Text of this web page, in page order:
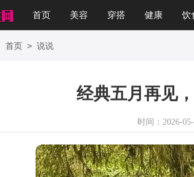
首页 美容 穿搭 健康 饮
首页 > 说说
经典五月再见
时间：2026-